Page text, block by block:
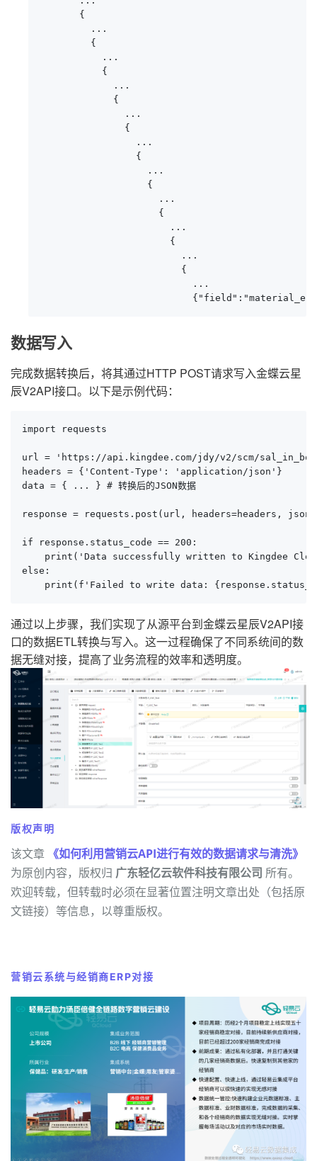
       {
         ...
         {
           ...
           {
             ...
             {
               ...
               {
                 ...
                 {
                   ...
                   {
                     ...
                     {
                       ...
                       {
                         ...
                         {
                           ...
数据写入
完成数据转换后，将其通过HTTP POST请求写入金蝶云星
辰V2API接口。以下是示例代码：
import requests
url = 'https://api.kingdee.com/jdy/v2/scm/
headers = {'Content-Type': 'application/json'}
data = { ... } # 转换后的JSON数据
response = requests.post(url, headers=headers,
if response.status_code == 200:
print('Data successfully written to Kingdee
else:
print(f'Failed to write data:
通过以上步骤，我们实现了从源平台到金蝶云星辰V2API接
口的数据ETL转换与写入。这一过程确保了不同系统间的数
据无缝对接，提高了业务流程的效率和透明度。
版权声明
该文章 《如何利用营销云API进行有效的数据请求与清洗》
为原创内容，版权归 广东轻亿云软件科技有限公司 所有。
欢迎转载，但转载时必须在显著位置注明文章出处（包括原
文链接）等信息，以尊重版权。
营销云系统与经销商ERP对接